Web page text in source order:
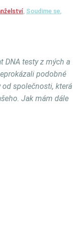
, Soudime se,
DNA testy z mých a
podobné
společnosti, která
Jak mám dále